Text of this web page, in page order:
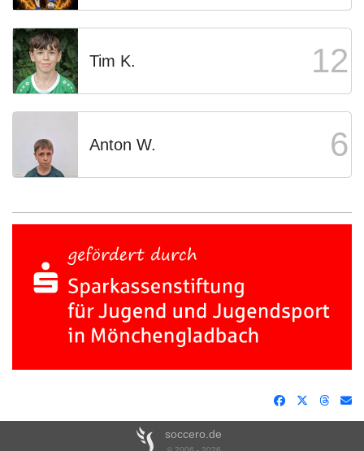
Tim K. 12
Anton W. 6
soccero.de